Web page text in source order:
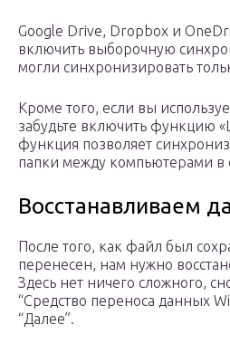
Google Drive, Dropbox и
включить выборочную
могли синхронизировать
Кроме того, если вы
забудьте включить функцию
функция позволяет
папки между компьютерами в
Восстанавливаем
После того, как файл был
перенесен, нам нужно
Здесь нет ничего сложного,
“Средство переноса данных
“Далее”.